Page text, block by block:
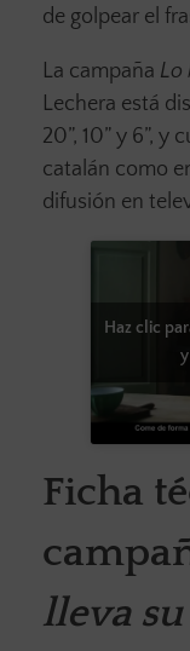
de golpear el
La campaña Lo
Lechera está
20”, 10” y 6”,
catalán como
difusión en
Haz clic
Ficha
lleva